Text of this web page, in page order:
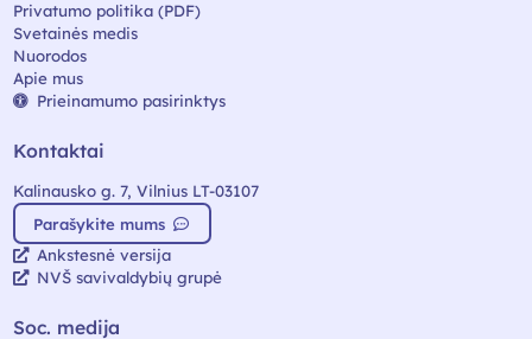
Privatumo politika (PDF)
Svetainės medis
Nuorodos
Apie mus
Prieinamumo pasirinktys
Kontaktai
Kalinausko g. 7, Vilnius LT-03107
Parašykite mums
Ankstesnė versija
NVŠ savivaldybių grupė
Soc. medija